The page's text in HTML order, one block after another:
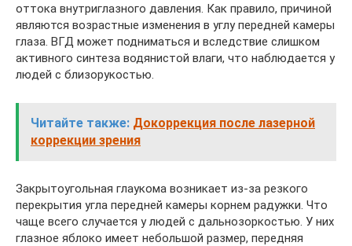
оттока внутриглазного давления. Как правило, причиной
являются возрастные изменения в углу передней камеры
глаза. ВГД может подниматься и вследствие слишком
активного синтеза водянистой влаги, что наблюдается у
людей с близорукостью.
Читайте также: Докоррекция после лазерной
коррекции зрения
Закрытоугольная глаукома возникает из-за резкого
перекрытия угла передней камеры корнем радужки. Что
чаще всего случается у людей с дальнозоркостью. У них
глазное яблоко имеет небольшой размер, передняя